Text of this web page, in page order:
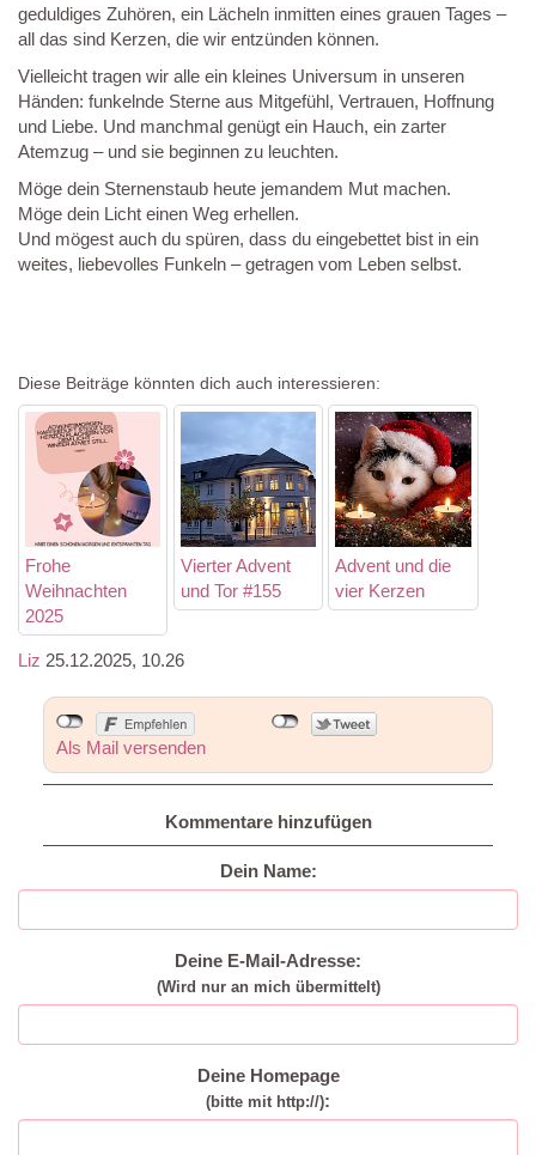
geduldiges Zuhören, ein Lächeln inmitten eines grauen Tages –
all das sind Kerzen, die wir entzünden können.
Vielleicht tragen wir alle ein kleines Universum in unseren
Händen: funkelnde Sterne aus Mitgefühl, Vertrauen, Hoffnung
und Liebe. Und manchmal genügt ein Hauch, ein zarter
Atemzug – und sie beginnen zu leuchten.
Möge dein Sternenstaub heute jemandem Mut machen.
Möge dein Licht einen Weg erhellen.
Und mögest auch du spüren, dass du eingebettet bist in ein
weites, liebevolles Funkeln – getragen vom Leben selbst.
Diese Beiträge könnten dich auch interessieren:
Frohe
Weihnachten
2025
Vierter Advent
und Tor #155
Advent und die
vier Kerzen
Liz 25.12.2025, 10.26
Als Mail versenden
Kommentare hinzufügen
Dein Name:
Deine E-Mail-Adresse:
(Wird nur an mich übermittelt)
Deine Homepage
(bitte mit http://):